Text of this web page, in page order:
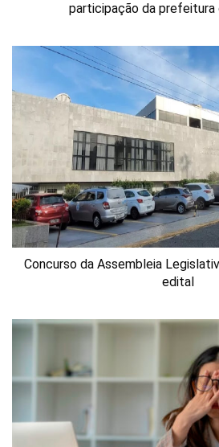
participação da prefeitura
Concurso da Assembleia
edital